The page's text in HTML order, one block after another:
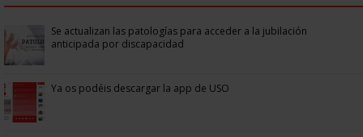
Se actualizan las patologías para acceder a la jubilación
anticipada por discapacidad
Ya os podéis descargar la app de USO